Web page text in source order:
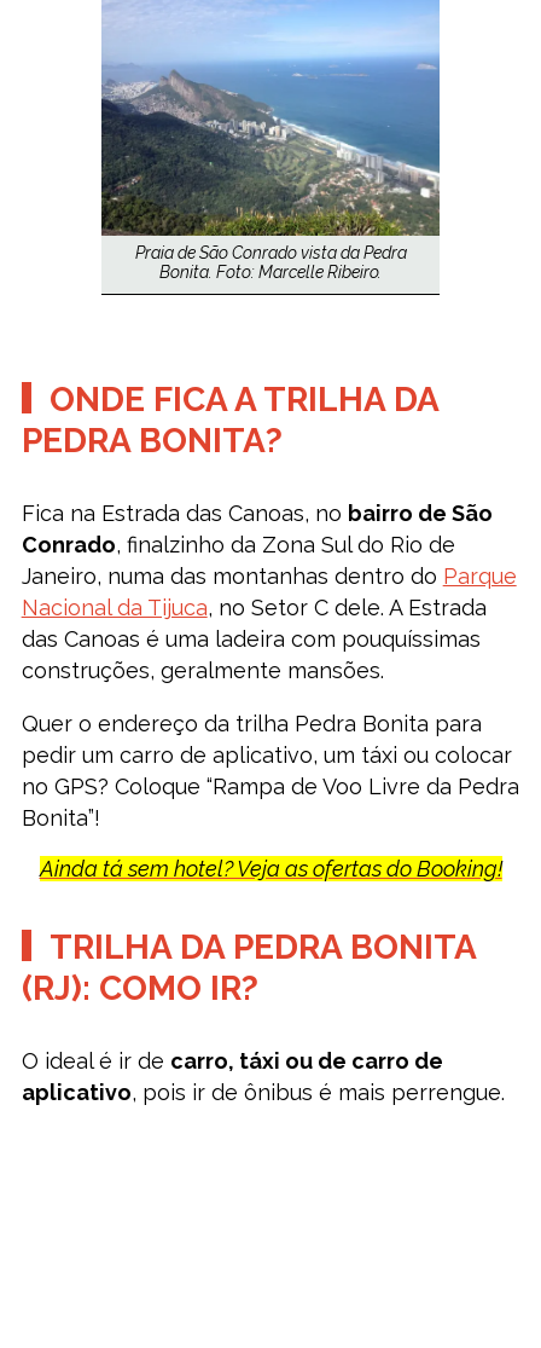
Praia de São Conrado vista da Pedra
Bonita. Foto: Marcelle Ribeiro.
ONDE FICA A TRILHA DA
PEDRA BONITA?
Fica na Estrada das Canoas, no bairro de São
Conrado, finalzinho da Zona Sul do Rio de
Janeiro, numa das montanhas dentro do Parque
Nacional da Tijuca, no Setor C dele. A Estrada
das Canoas é uma ladeira com pouquíssimas
construções, geralmente mansões.
Quer o endereço da trilha Pedra Bonita para
pedir um carro de aplicativo, um táxi ou colocar
no GPS? Coloque “Rampa de Voo Livre da Pedra
Bonita”!
Ainda tá sem hotel? Veja as ofertas do Booking!
TRILHA DA PEDRA BONITA
(RJ): COMO IR?
O ideal é ir de carro, táxi ou de carro de
aplicativo, pois ir de ônibus é mais perrengue.